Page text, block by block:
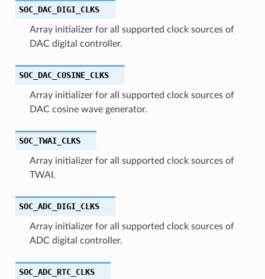
SOC_DAC_DIGI_CLKS
Array initializer for all supported clock sources of
DAC digital controller.
SOC_DAC_COSINE_CLKS
Array initializer for all supported clock sources of
DAC cosine wave generator.
SOC_TWAI_CLKS
Array initializer for all supported clock sources of
TWAI.
SOC_ADC_DIGI_CLKS
Array initializer for all supported clock sources of
ADC digital controller.
SOC_ADC_RTC_CLKS